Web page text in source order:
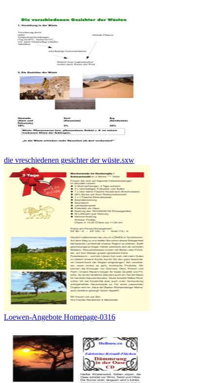
die vreschiedenen gesichter der wüste.sxw
Loewen-Angebote Homepage-0316